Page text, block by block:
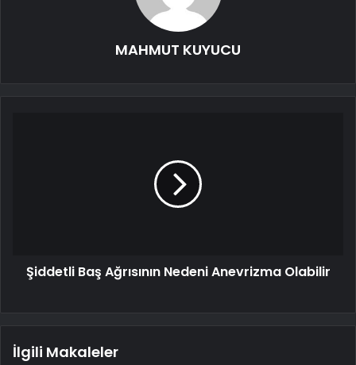
MAHMUT KUYUCU
Şiddetli Baş Ağrısının Nedeni Anevrizma Olabilir
İlgili Makaleler